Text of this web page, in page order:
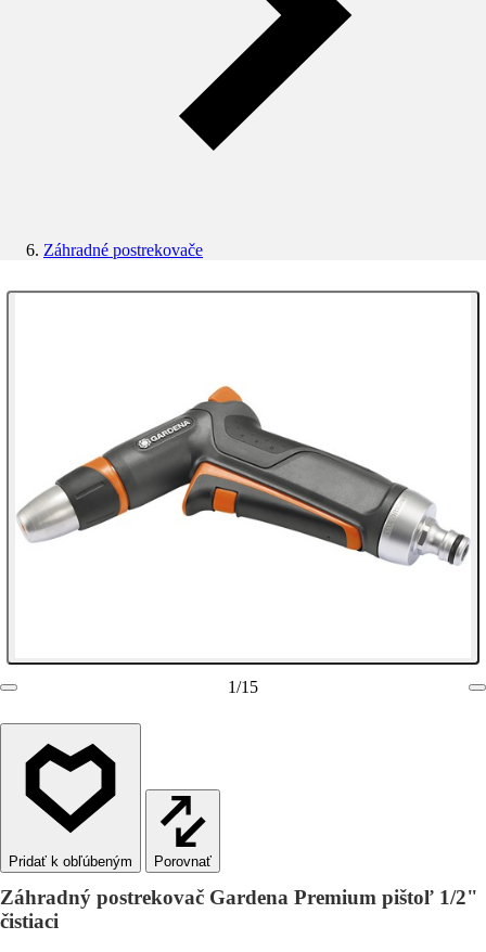
Záhradné postrekovače
1/15
Porovnať
Záhradný postrekovač Gardena Premium pištoľ 1/2"
čistiaci